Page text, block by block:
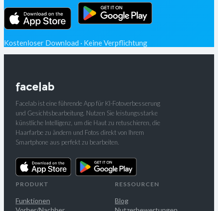
Kostenloser Download · Keine Verpflichtung
Facelab ist eine führende App für KI-Fotoverbesserung
und Gesichtsbearbeitung. Nutzen Sie leistungsstarke
künstliche Intelligenz, um die Haut zu retuschieren, die
Haarfarbe zu ändern und Fotos direkt von Ihrem
Smartphone aus perfekt zu bearbeiten.
PRODUKT
Funktionen
RESSOURCEN
Blog